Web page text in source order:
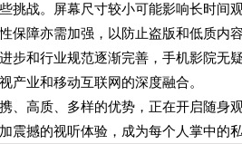
挑战。屏幕尺寸较小可能影响长时间
保障亦需加强，以防止盗版和低质内
步和行业规范逐渐完善，手机影院无
产业和移动互联网的深度融合。
、高质、多样的优势，正在开启随身
震撼的视听体验，成为每个人掌中的